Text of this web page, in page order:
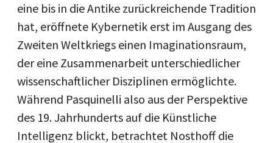
eine bis in die Antike zurückreichende Tradition
hat, eröffnete Kybernetik erst im Ausgang des
Zweiten Weltkriegs einen Imaginationsraum,
der eine Zusammenarbeit unterschiedlicher
wissenschaftlicher Disziplinen ermöglichte.
Während Pasquinelli also aus der Perspektive
des 19. Jahrhunderts auf die Künstliche
Intelligenz blickt, betrachtet Nosthoff die